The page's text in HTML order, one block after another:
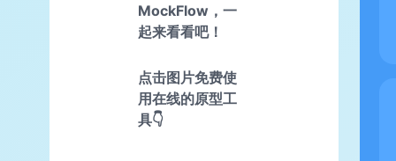
MockFlow，一
起来看看吧！
点击图片免费使
用在线的原型工
具👇